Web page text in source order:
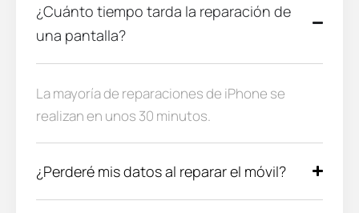
¿Cuánto tiempo tarda la reparación de
una pantalla?
La mayoría de reparaciones de iPhone se
realizan en unos 30 minutos.
¿Perderé mis datos al reparar el móvil?